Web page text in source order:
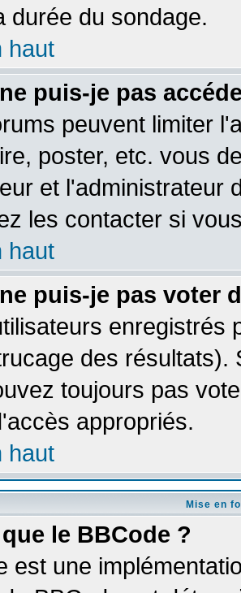
durée du sondage.
haut
puis-je pas
peuvent limiter
poster, etc. vous
et l'administrateur
les contacter si
haut
puis-je pas voter
enregistrés
des
toujours pas
appropriés.
haut
Mise en
le BBCode ?
est une